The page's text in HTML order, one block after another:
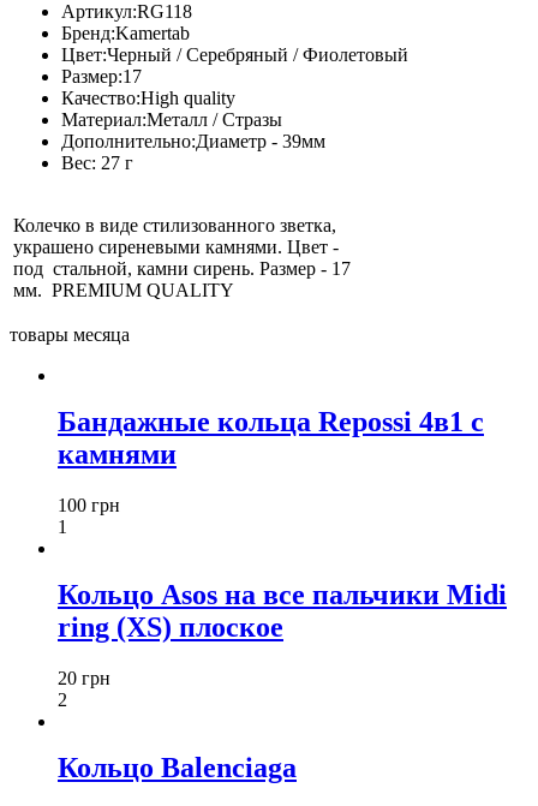
Артикул:RG118
Бренд:Kamertab
Цвет:Черный / Серебряный / Фиолетовый
Размер:17
Качество:High quality
Материал:Металл / Стразы
Дополнительно:Диаметр - 39мм
Вес: 27 г
Колечко в виде стилизованного зветка,
украшено сиреневыми камнями. Цвет -
под стальной, камни сирень. Размер - 17
мм. PREMIUM QUALITY
товары месяца
Бандажные кольца Repossi 4в1 с
камнями
100 грн
1
Кольцо Asos на все пальчики Midi
ring (XS) плоское
20 грн
2
Кольцо Balenciaga